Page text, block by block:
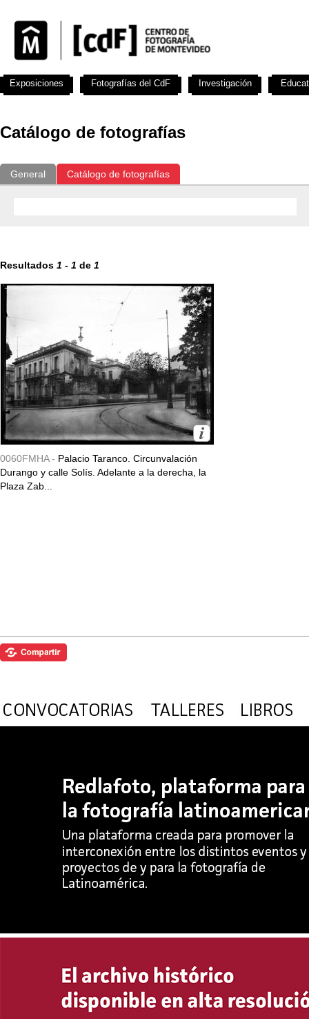
Catálogo de fotografías
General Catálogo de fotografías
Resultados 1 - 1 de 1
0060FMHA - Palacio Taranco. Circunvalación
Durango y calle Solís. Adelante a la derecha, la
Plaza Zab...
Exposiciones Fotografías del CdF Investigación